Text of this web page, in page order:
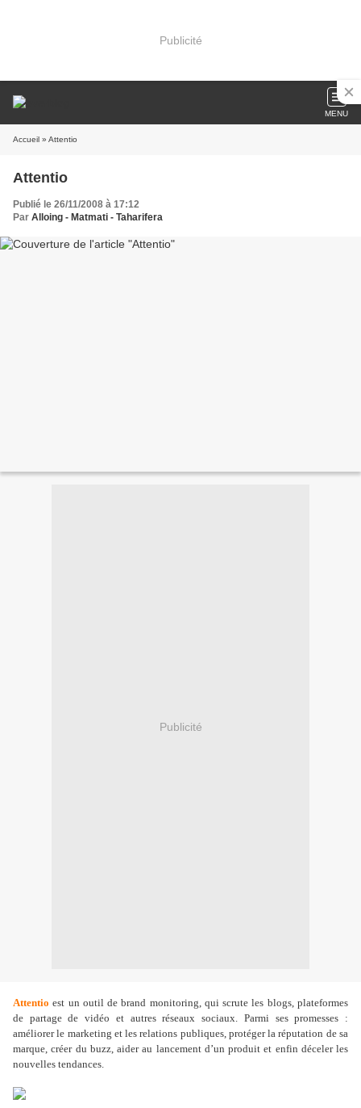
Publicité
MENU
Accueil » Attentio
Attentio
Publié le 26/11/2008 à 17:12
Par Alloing - Matmati - Taharifera
Publicité
Attentio est un outil de brand monitoring, qui scrute les blogs, plateformes
de partage de vidéo et autres réseaux sociaux. Parmi ses promesses :
améliorer le marketing et les relations publiques, protéger la réputation de sa
marque, créer du buzz, aider au lancement d’un produit et enfin déceler les
nouvelles tendances.